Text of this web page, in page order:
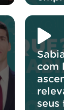
com
seus